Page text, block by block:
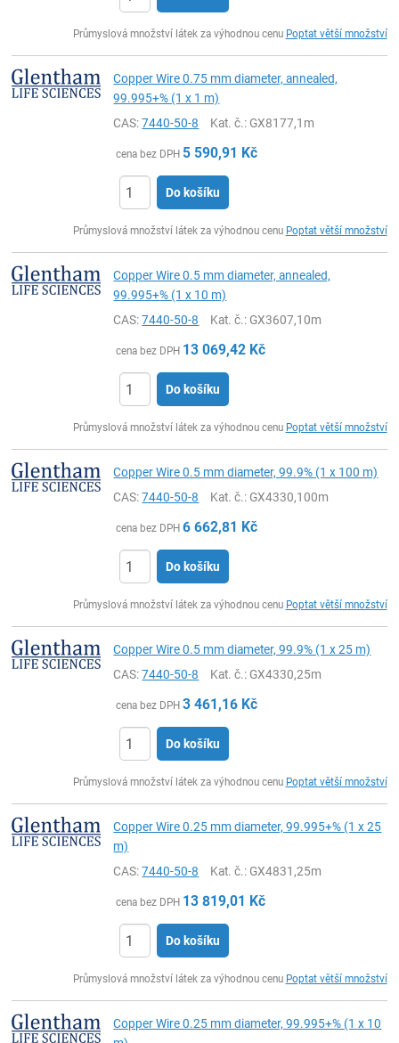
Průmyslová množství látek za výhodnou cenu Poptat větší množství
Copper Wire 0.75 mm diameter, annealed,
99.995+% (1 x 1 m)
CAS:7440-50-8 Kat. č.: GX8177,1m
cena bez DPH 5 590,91 Kč
Do košíku
Průmyslová množství látek za výhodnou cenu Poptat větší množství
Copper Wire 0.5 mm diameter, annealed,
99.995+% (1 x 10 m)
CAS:7440-50-8 Kat. č.: GX3607,10m
cena bez DPH 13 069,42 Kč
Do košíku
Průmyslová množství látek za výhodnou cenu Poptat větší množství
Copper Wire 0.5 mm diameter, 99.9% (1 x 100 m)
CAS:7440-50-8 Kat. č.: GX4330,100m
cena bez DPH 6 662,81 Kč
Do košíku
Průmyslová množství látek za výhodnou cenu Poptat větší množství
Copper Wire 0.5 mm diameter, 99.9% (1 x 25 m)
CAS:7440-50-8 Kat. č.: GX4330,25m
cena bez DPH 3 461,16 Kč
Do košíku
Průmyslová množství látek za výhodnou cenu Poptat větší množství
Copper Wire 0.25 mm diameter, 99.995+% (1 x 25
m)
CAS:7440-50-8 Kat. č.: GX4831,25m
cena bez DPH 13 819,01 Kč
Do košíku
Průmyslová množství látek za výhodnou cenu Poptat větší množství
Copper Wire 0.25 mm diameter, 99.995+% (1 x 10